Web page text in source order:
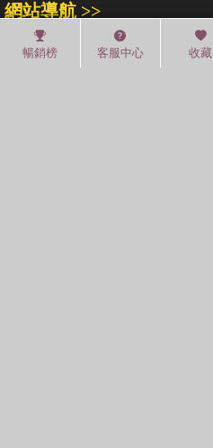
暢銷榜 客服中心 收藏
網站導航 >>
關於我們 門市專區
紅利積點
中文分類